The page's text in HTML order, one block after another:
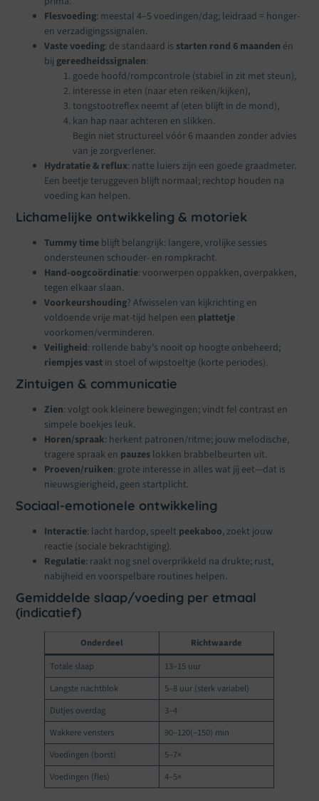
Flesvoeding: meestal 4–5 voedingen/dag; leidraad = honger-
en verzadigingssignalen.
Vaste voeding: de standaard is starten rond 6 maanden én
bij gereedheidssignalen:
goede hoofd/rompcontrole (stabiel in zit met steun),
interesse in eten (naar eten reiken/kijken),
tongstootreflex neemt af (eten blijft in de mond),
kan hap naar achteren en slikken.
Begin niet structureel vóór 6 maanden zonder advies
van je zorgverlener.
Hydratatie & reflux: natte luiers zijn een goede graadmeter.
Een beetje teruggeven blijft normaal; rechtop houden na
voeding kan helpen.
Lichamelijke ontwikkeling & motoriek
Tummy time blijft belangrijk: langere, vrolijke sessies
ondersteunen schouder- en rompkracht.
Hand-oogcoördinatie: voorwerpen oppakken, overpakken,
tegen elkaar slaan.
Voorkeurshouding? Afwisselen van kijkrichting en
voldoende vrije mat-tijd helpen een plattetje
voorkomen/verminderen.
Veiligheid: rollende baby’s nooit op hoogte onbeheerd;
riempjes vast in stoel of wipstoeltje (korte periodes).
Zintuigen & communicatie
Zien: volgt ook kleinere bewegingen; vindt fel contrast en
simpele boekjes leuk.
Horen/spraak: herkent patronen/ritme; jouw melodische,
tragere spraak en pauzes lokken brabbelbeurten uit.
Proeven/ruiken: grote interesse in alles wat jíj eet—dat is
nieuwsgierigheid, geen startplicht.
Sociaal-emotionele ontwikkeling
Interactie: lacht hardop, speelt peekaboo, zoekt jouw
reactie (sociale bekrachtiging).
Regulatie: raakt nog snel overprikkeld na drukte; rust,
nabijheid en voorspelbare routines helpen.
Gemiddelde slaap/voeding per etmaal
(indicatief)
Onderdeel
Richtwaarde
Totale slaap
13–15 uur
Langste nachtblok
5–8 uur (sterk variabel)
Dutjes overdag
3–4
Wakkere vensters
90–120(–150) min
Voedingen (borst)
5–7×
Voedingen (fles)
4–5×